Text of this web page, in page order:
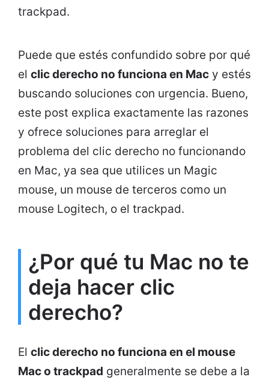
trackpad.
Puede que estés confundido sobre por qué
el clic derecho no funciona en Mac y estés
buscando soluciones con urgencia. Bueno,
este post explica exactamente las razones
y ofrece soluciones para arreglar el
problema del clic derecho no funcionando
en Mac, ya sea que utilices un Magic
mouse, un mouse de terceros como un
mouse Logitech, o el trackpad.
¿Por qué tu Mac no te
deja hacer clic
derecho?
El clic derecho no funciona en el mouse
Mac o trackpad generalmente se debe a la